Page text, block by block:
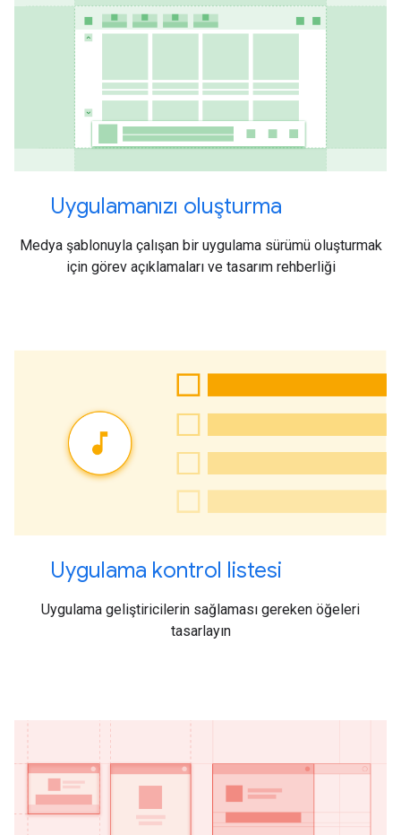
Uygulamanızı oluşturma
Medya şablonuyla çalışan bir uygulama sürümü oluşturmak
için görev açıklamaları ve tasarım rehberliği
Uygulama kontrol listesi
Uygulama geliştiricilerin sağlaması gereken öğeleri
tasarlayın